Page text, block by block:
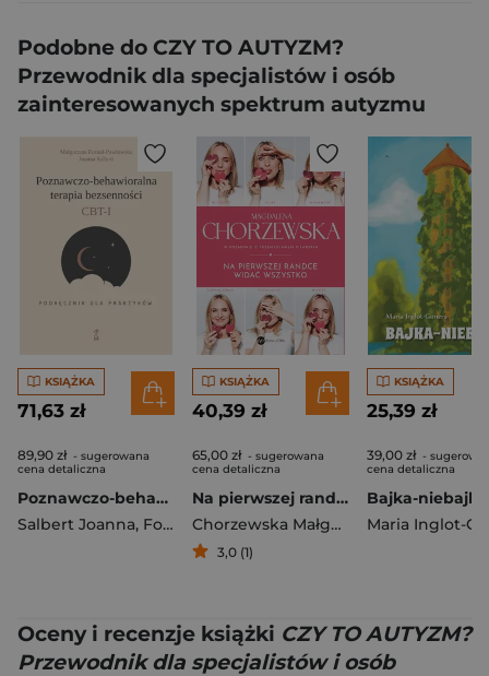
Podobne do CZY TO AUTYZM?
Przewodnik dla specjalistów i osób
zainteresowanych spektrum autyzmu
KSIĄŻKA
71,63 zł
89,90 zł - sugerowana
cena detaliczna
Poznawczo-behawioralna terapia bezsenności CBT-I Podręcznik dla praktyka
Salbert Joanna, Fornal-Pawłowska Małgorzata
KSIĄŻKA
40,39 zł
65,00 zł - sugerowana
cena detaliczna
Na pierwszej randce widać wszystko
Chorzewska Małgorzata
,Pilarski
3,0 (1)
KSIĄŻKA
25,39 zł
39,00 zł -
cena detaliczna
Bajka-niebajka
Maria Inglot-
Oceny i recenzje książki CZY TO AUTYZM?
Przewodnik dla specjalistów i osób